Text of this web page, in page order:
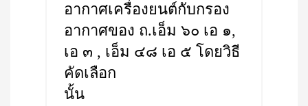
อากาศเครื่องยนต์กับกรอง
อากาศของ ถ.เอ็ม ๖๐ เอ ๑,
เอ ๓ , เอ็ม ๔๘ เอ ๕ โดยวิธี
คัดเลือก
นั้น